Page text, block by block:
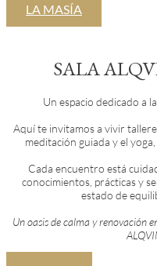
LA MASÍA
SALA
Un espacio dedicado a
Aquí te invitamos a vivir
meditación guiada y el
Cada encuentro está
conocimientos, prácticas y
estado de
Un oasis de calma y renovación